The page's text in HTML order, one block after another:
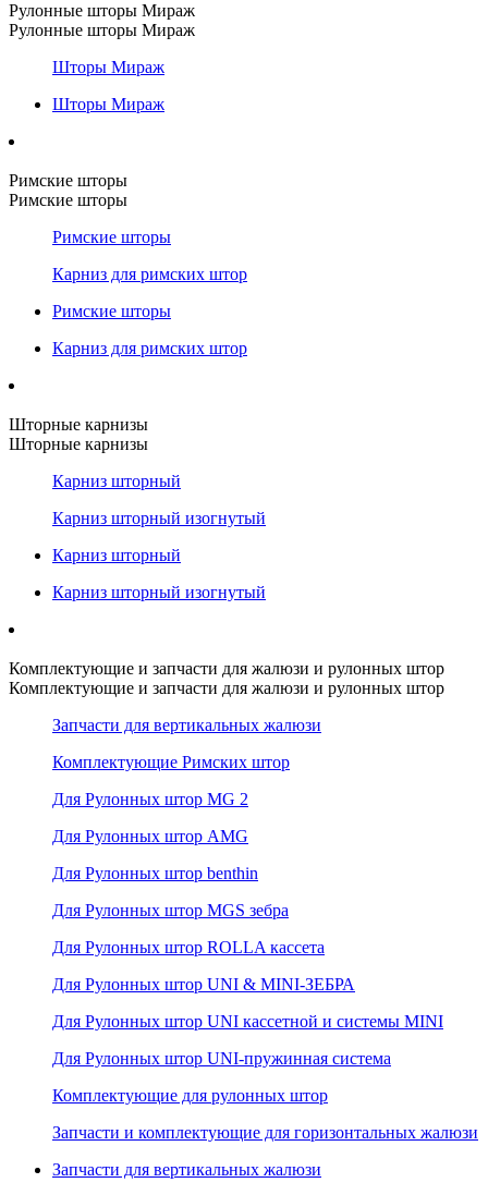
Рулонные шторы Мираж
Рулонные шторы Мираж
Шторы Мираж
Шторы Мираж
Римские шторы
Римские шторы
Римские шторы
Карниз для римских штор
Римские шторы
Карниз для римских штор
Шторные карнизы
Шторные карнизы
Карниз шторный
Карниз шторный изогнутый
Карниз шторный
Карниз шторный изогнутый
Комплектующие и запчасти для жалюзи и рулонных штор
Комплектующие и запчасти для жалюзи и рулонных штор
Запчасти для вертикальных жалюзи
Комплектующие Римских штор
Для Рулонных штор MG 2
Для Рулонных штор AMG
Для Рулонных штор benthin
Для Рулонных штор MGS зебра
Для Рулонных штор ROLLA кассета
Для Рулонных штор UNI & MINI-ЗЕБРА
Для Рулонных штор UNI кассетной и системы MINI
Для Рулонных штор UNI-пружинная система
Комплектующие для рулонных штор
Запчасти и комплектующие для горизонтальных жалюзи
Запчасти для вертикальных жалюзи